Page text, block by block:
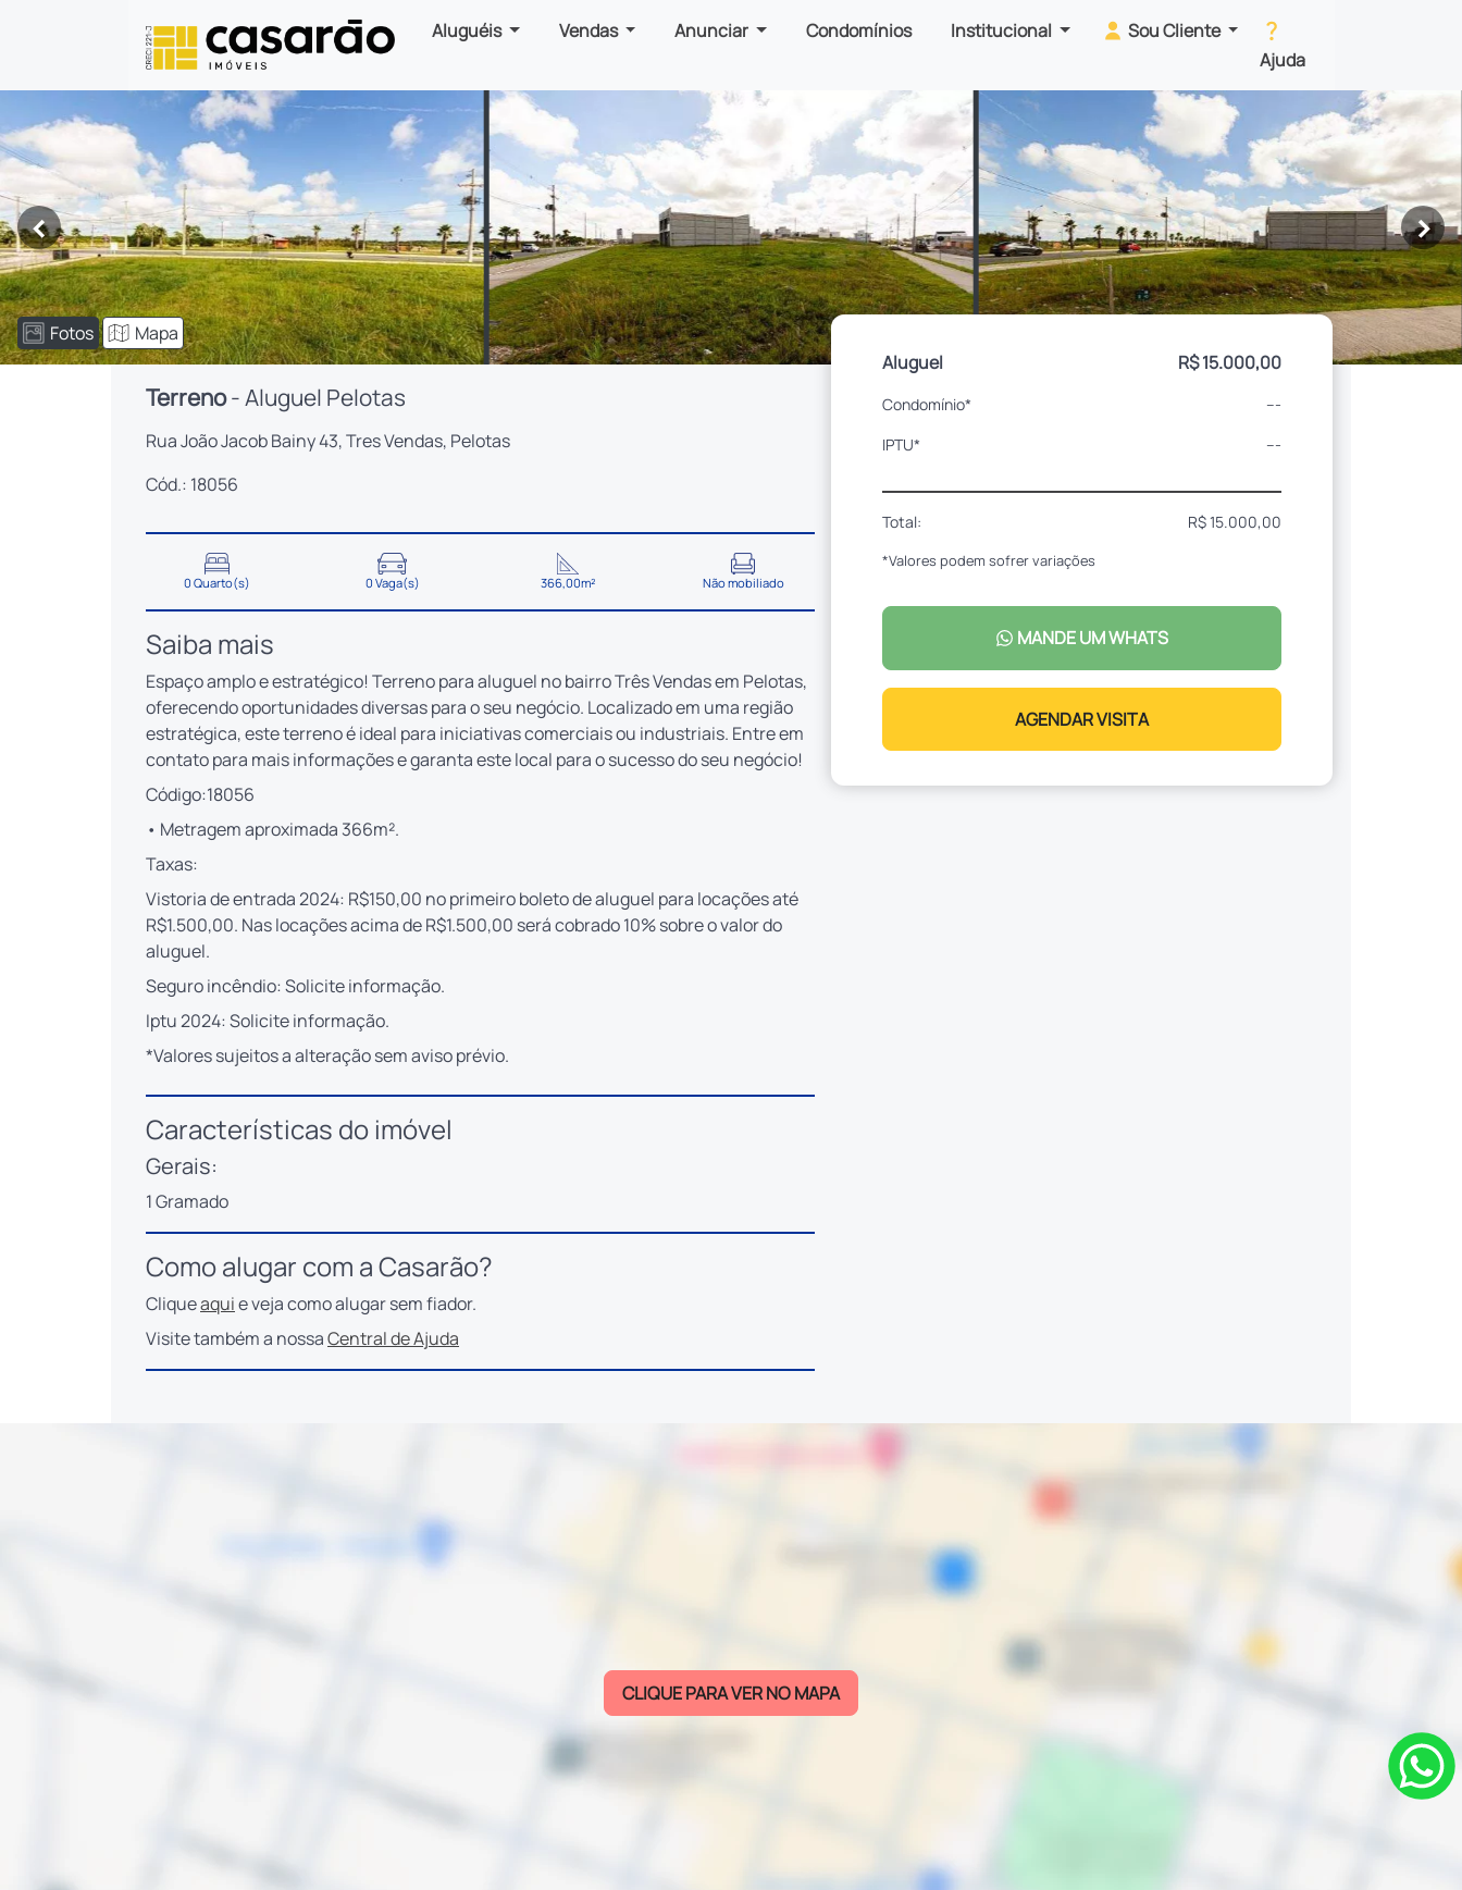
Aluguéis Vendas Anunciar Condomínios Institucional
Sou Cliente
Ajuda
< >
Fotos Mapa
Terreno- Aluguel Pelotas
Rua João Jacob Bainy 43, Tres Vendas, Pelotas
Cód.: 18056
0 Quarto(s) 0 Vaga(s) 366,00m² Não mobiliado
Saiba mais
Espaço amplo e estratégico! Terreno para aluguel no bairro Três Vendas em Pelotas,
oferecendo oportunidades diversas para o seu negócio. Localizado em uma região
estratégica, este terreno é ideal para iniciativas comerciais ou industriais. Entre em
contato para mais informações e garanta este local para o sucesso do seu negócio!
Código:18056
• Metragem aproximada 366m².
Taxas:
Vistoria de entrada 2024: R$150,00 no primeiro boleto de aluguel para locações até
R$1.500,00. Nas locações acima de R$1.500,00 será cobrado 10% sobre o valor do
aluguel.
Seguro incêndio: Solicite informação.
Iptu 2024: Solicite informação.
*Valores sujeitos a alteração sem aviso prévio.
Características do imóvel
Gerais:
1 Gramado
Como alugar com a Casarão?
Cliqueaquie veja como alugar sem fiador.
Visite também a nossaCentral de Ajuda
Aluguel R$ 15.000,00
Condomínio*
---
IPTU*
---
Total: R$ 15.000,00
*Valores podem sofrer variações
MANDE UM WHATS
AGENDAR VISITA
CLIQUE PARA VER NO MAPA